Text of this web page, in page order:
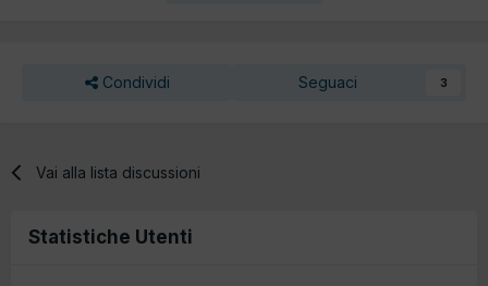
Condividi Seguaci 3
Vai alla lista discussioni
Statistiche Utenti